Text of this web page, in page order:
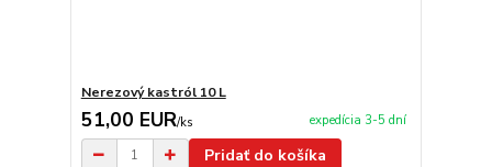
Nerezový kastról 10 L
51,00 EUR/ks expedícia 3-5 dní
Pridať do košíka